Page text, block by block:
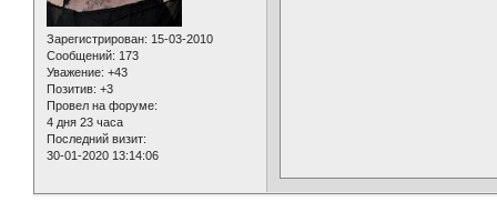
Зарегистрирован: 15-03-2010
Сообщений: 173
Уважение: +43
Позитив: +3
Провел на форуме:
4 дня 23 часа
Последний визит:
30-01-2020 13:14:06